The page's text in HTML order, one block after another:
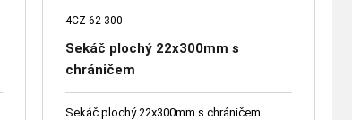
4CZ-62-300
Sekáč plochý 22x300mm s
chráničem
Sekáč plochý 22x300mm s chráničem